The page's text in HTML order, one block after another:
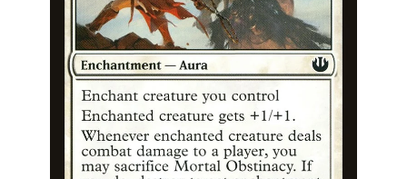
ARMA TU MAZO